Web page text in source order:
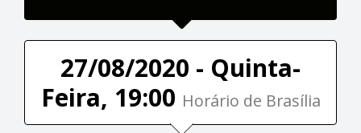
27/08/2020 - Quinta-
Feira, 19:00 Horário de Brasília